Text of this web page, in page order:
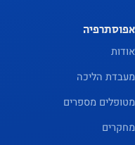
אפוסתרפיה
אודות
מעבדת הליכה
מטופלים מספרים
מחקרים